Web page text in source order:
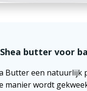
Shea butter voor
Butter een natuurlijk
manier wordt